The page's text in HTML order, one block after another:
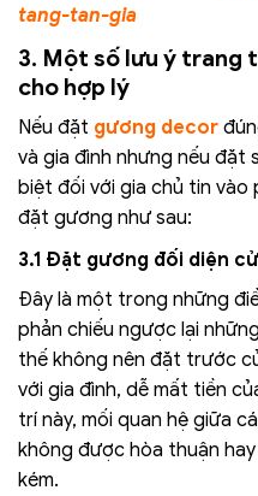
tang-tan-gia
3. Một số lưu ý trang
cho hợp lý
Nếu đặt gương decor
và gia đình nhưng nếu đặt
biệt đối với gia chủ tin vào
đặt gương như sau:
3.1 Đặt gương đối diện
Đây là một trong những
phản chiếu ngược lại
thế không nên đặt trước
với gia đình, dễ mất tiền
trí này, mối quan hệ giữa
không được hòa thuận
kém.